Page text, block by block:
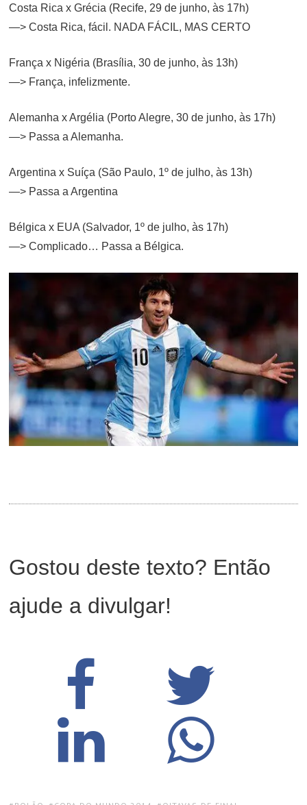
Costa Rica x Grécia (Recife, 29 de junho, às 17h)
—> Costa Rica, fácil. NADA FÁCIL, MAS CERTO
França x Nigéria (Brasília, 30 de junho, às 13h)
—> França, infelizmente.
Alemanha x Argélia (Porto Alegre, 30 de junho, às 17h)
—> Passa a Alemanha.
Argentina x Suíça (São Paulo, 1º de julho, às 13h)
—> Passa a Argentina
Bélgica x EUA (Salvador, 1º de julho, às 17h)
—> Complicado… Passa a Bélgica.
Gostou deste texto? Então
ajude a divulgar!